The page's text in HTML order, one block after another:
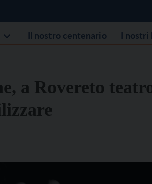
Il nostro centenario I nostri
a Rovereto